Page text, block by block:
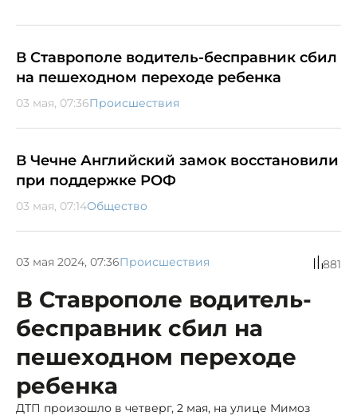
В Ставрополе водитель-бесправник сбил
на пешеходном переходе ребенка
03 мая, 07:36Происшествия
В Чечне Английский замок восстановили
при поддержке РОФ
03 мая, 07:14Общество
03 мая 2024, 07:36Происшествия 881
В Ставрополе водитель-
бесправник сбил на
пешеходном переходе
ребенка
ДТП произошло в четверг, 2 мая, на улице Мимоз